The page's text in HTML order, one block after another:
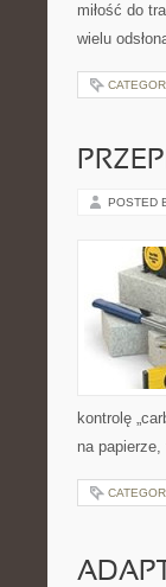
miłość do
wielu
POSTED
kontrolę
na